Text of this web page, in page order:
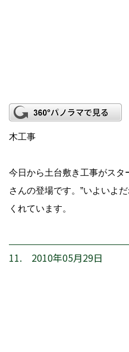
木工事
今日から土台敷き工事がスタ
さんの登場です。”いよいよ
くれています。
11. 2010年05月29日